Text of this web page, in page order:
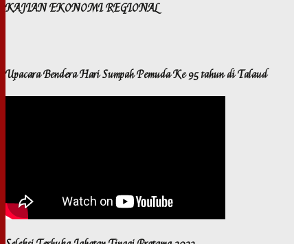
KAJIAN EKONOMI REGIONAL
Upacara Bendera Hari Sumpah Pemuda Ke 95 tahun di Talaud